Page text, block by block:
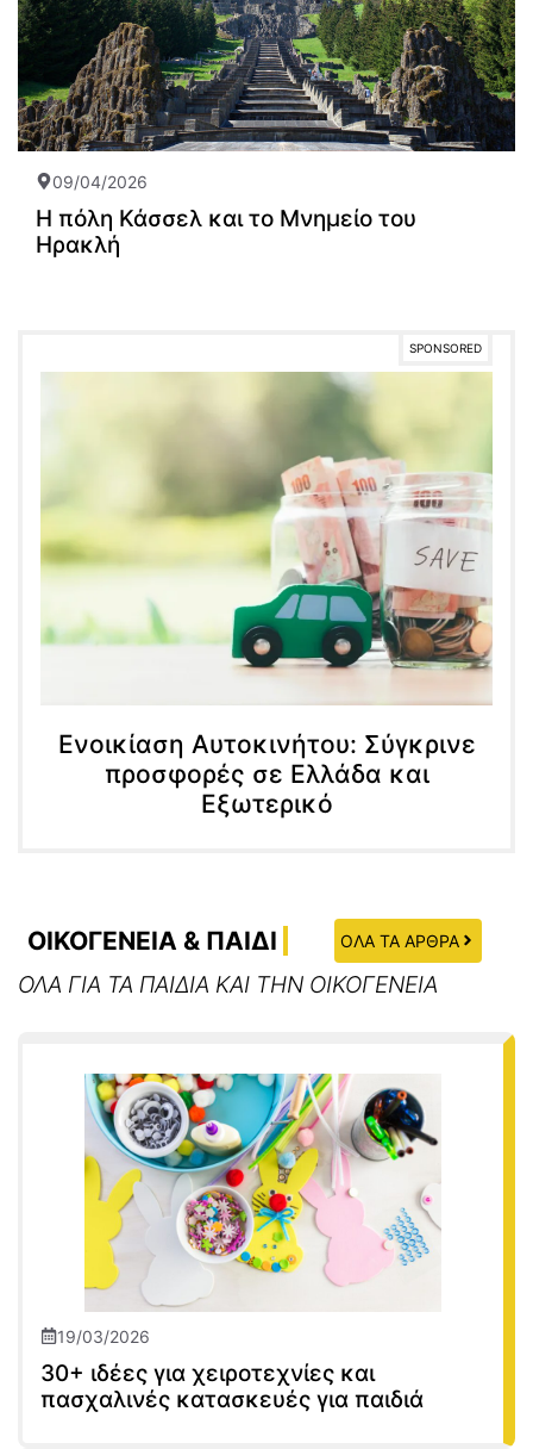
09/04/2026
Η πόλη Κάσσελ και το Μνημείο του
Ηρακλή
SPONSORED
Ενοικίαση Αυτοκινήτου: Σύγκρινε
προσφορές σε Ελλάδα και
Εξωτερικό
ΟΙΚΟΓΕΝΕΙΑ & ΠΑΙΔΙ ΟΛΑ ΤΑ ΑΡΘΡΑ
ΟΛΑ ΓΙΑ ΤΑ ΠΑΙΔΙΑ ΚΑΙ ΤΗΝ ΟΙΚΟΓΕΝΕΙΑ
19/03/2026
30+ ιδέες για χειροτεχνίες και
πασχαλινές κατασκευές για παιδιά